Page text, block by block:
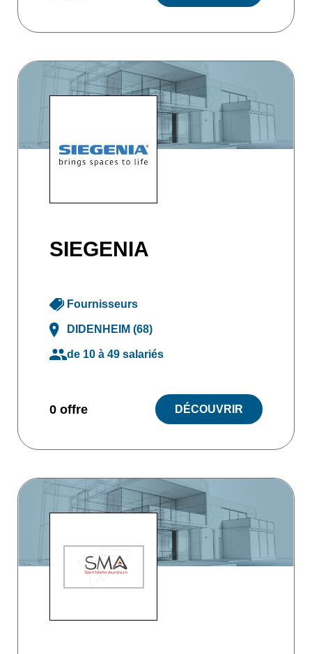
SIEGENIA
Fournisseurs
DIDENHEIM (68)
de 10 à 49 salariés
0 offre DÉCOUVRIR